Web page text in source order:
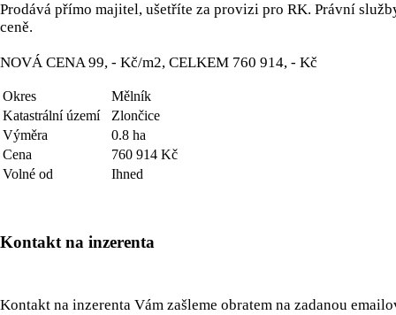
Prodává přímo majitel, ušetříte za provizi pro RK. Právní
ceně.
NOVÁ CENA 99, - Kč/m2, CELKEM 760 914, - Kč
Okres
Mělník
Katastrální území
Zlončice
Výměra
0.8 ha
Cena
760 914 Kč
Volné od
Ihned
Kontakt na inzerenta
Kontakt na inzerenta Vám zašleme obratem na zadanou